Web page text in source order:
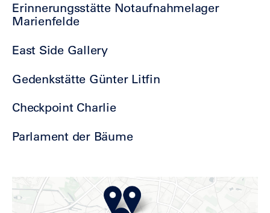
Erinnerungsstätte Notaufnahmelager
Marienfelde
East Side Gallery
Gedenkstätte Günter Litfin
Checkpoint Charlie
Parlament der Bäume